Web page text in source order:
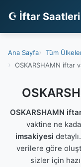
☪ İftar Saatleri
Ana Sayfa Tüm
OSKARSHAMN iftar
OSKARSHAMN
vaktine ne
imsakiyesi
verilere göre
sizler için